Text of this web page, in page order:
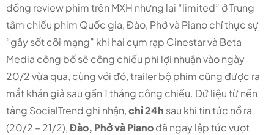
đồng review phim trên MXH nhưng lại “limited” ở Trung
tâm chiếu phim Quốc gia, Đào, Phở và Piano chỉ thực sự
“gây sốt cõi mạng” khi hai cụm rạp Cinestar và Beta
Media công bố sẽ công chiếu phi lợi nhuận vào ngày
20/2 vừa qua, cùng với đó, trailer bộ phim cũng được ra
mắt khán giả sau gần 1 tháng công chiếu. Dữ liệu từ nền
tảng SocialTrend ghi nhận,chỉ 24h sau khi tin tức nổ ra
(20/2 – 21/2),Đào, Phở và Pianođã ngay lập tức vượt